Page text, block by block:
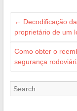
← Decodificação
proprietário de um
Como obter o
segurança